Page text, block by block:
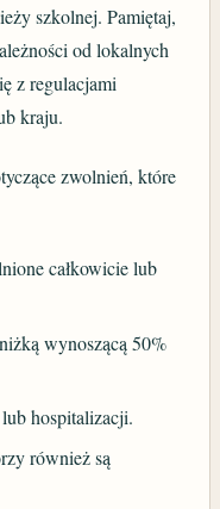
szkolnej. Pamiętaj,
od lokalnych
z regulacjami
kraju.
zwolnień, które
całkowicie lub
wynoszącą 50%
hospitalizacji.
również są